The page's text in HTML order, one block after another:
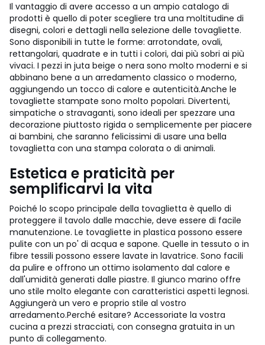
Il vantaggio di avere accesso a un ampio catalogo di
prodotti è quello di poter scegliere tra una moltitudine di
disegni, colori e dettagli nella selezione delle tovagliette.
Sono disponibili in tutte le forme: arrotondate, ovali,
rettangolari, quadrate e in tutti i colori, dai più sobri ai più
vivaci. I pezzi in juta beige o nera sono molto moderni e si
abbinano bene a un arredamento classico o moderno,
aggiungendo un tocco di calore e autenticità.Anche le
tovagliette stampate sono molto popolari. Divertenti,
simpatiche o stravaganti, sono ideali per spezzare una
decorazione piuttosto rigida o semplicemente per piacere
ai bambini, che saranno felicissimi di usare una bella
tovaglietta con una stampa colorata o di animali.
Estetica e praticità per
semplificarvi la vita
Poiché lo scopo principale della tovaglietta è quello di
proteggere il tavolo dalle macchie, deve essere di facile
manutenzione. Le tovagliette in plastica possono essere
pulite con un po' di acqua e sapone. Quelle in tessuto o in
fibre tessili possono essere lavate in lavatrice. Sono facili
da pulire e offrono un ottimo isolamento dal calore e
dall'umidità generati dalle piastre. Il giunco marino offre
uno stile molto elegante con caratteristici aspetti legnosi.
Aggiungerà un vero e proprio stile al vostro
arredamento.Perché esitare? Accessoriate la vostra
cucina a prezzi stracciati, con consegna gratuita in un
punto di collegamento.